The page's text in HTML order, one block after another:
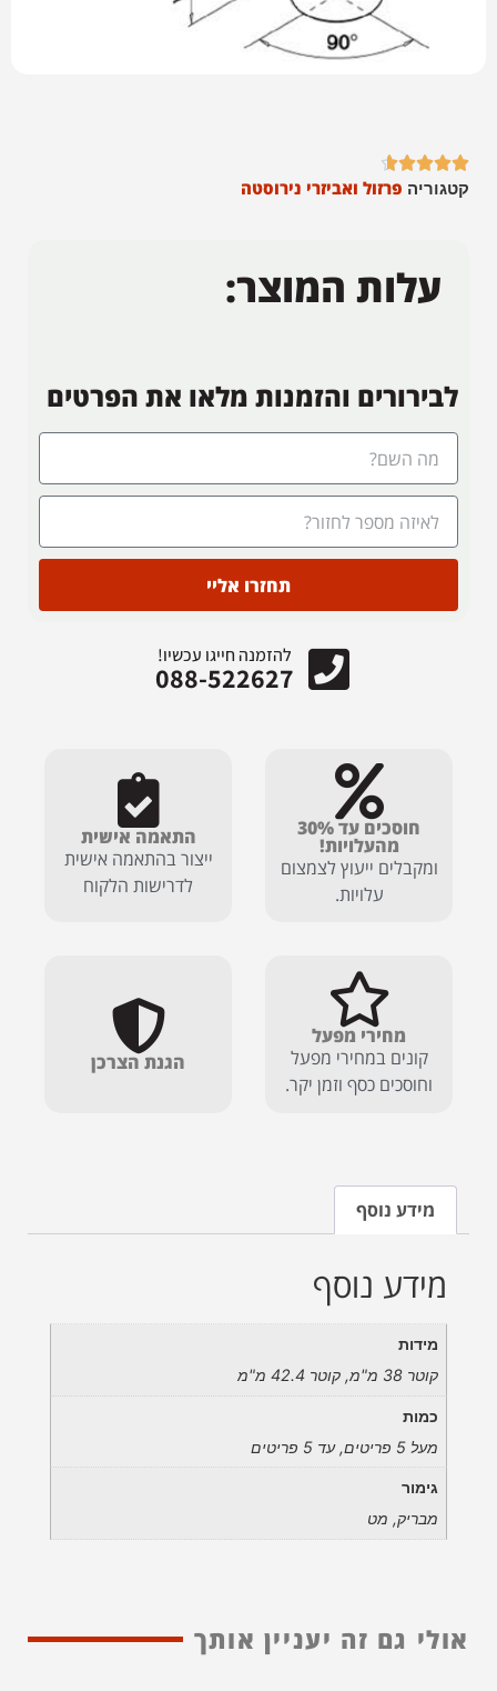





קטגוריה פרזול ואביזרי נירוסטה
עלות המוצר:
לבירורים והזמנות מלאו את הפרטים
תחזרו אליי
להזמנה חייגו עכשיו!
088-522627
חוסכים עד 30%
מהעלויות!
ומקבלים ייעוץ לצמצום
עלויות.
התאמה אישית
ייצור בהתאמה אישית
לדרישות הלקוח
מחירי מפעל
קונים במחירי מפעל
וחוסכים כסף וזמן יקר.
הגנת הצרכן
מידע נוסף
מידע נוסף
מידות
קוטר 38 מ"מ, קוטר 42.4 מ"מ
כמות
מעל 5 פריטים, עד 5 פריטים
גימור
מבריק, מט
אולי גם זה יעניין אותך